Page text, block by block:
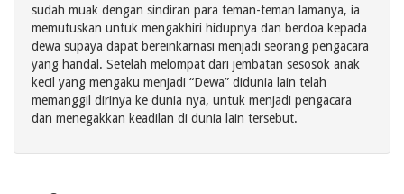
sudah muak dengan sindiran para teman-teman lamanya, ia
memutuskan untuk mengakhiri hidupnya dan berdoa kepada
dewa supaya dapat bereinkarnasi menjadi seorang pengacara
yang handal. Setelah melompat dari jembatan sesosok anak
kecil yang mengaku menjadi “Dewa” didunia lain telah
memanggil dirinya ke dunia nya, untuk menjadi pengacara
dan menegakkan keadilan di dunia lain tersebut.